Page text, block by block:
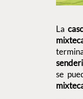
La
se